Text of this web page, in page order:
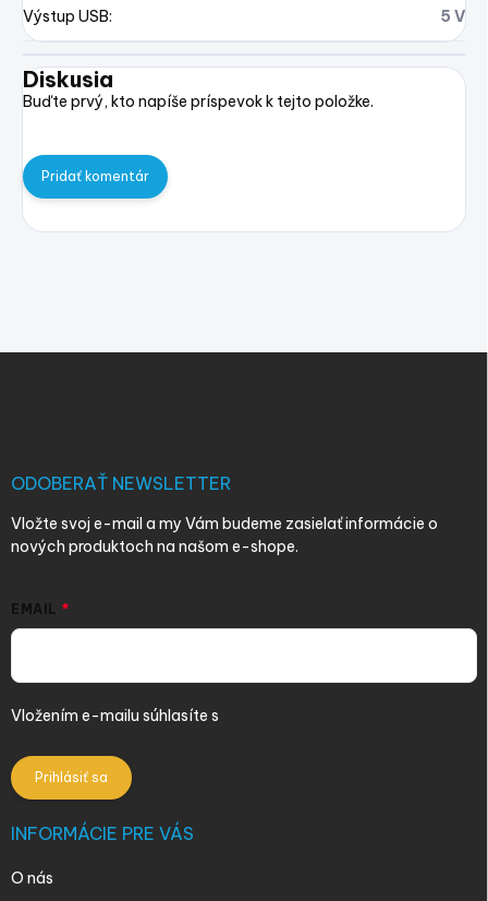
Výstup USB: 5 V
Diskusia
Buďte prvý, kto napíše príspevok k tejto položke.
Pridať komentár
ODOBERAŤ NEWSLETTER
Vložte svoj e-mail a my Vám budeme zasielať informácie o
nových produktoch na našom e-shope.
EMAIL
Vložením e-mailu súhlasíte s
Prihlásiť sa
INFORMÁCIE PRE VÁS
O nás